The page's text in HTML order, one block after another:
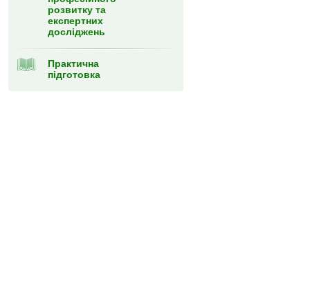
розвитку та
експертних
досліджень
Практична
підготовка